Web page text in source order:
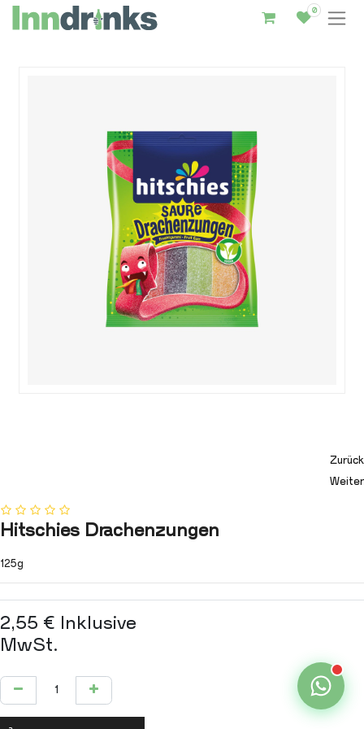
0
Zurück
Weiter
Hitschies Drachenzungen
125g
2,55 €
Inklusive
MwSt.